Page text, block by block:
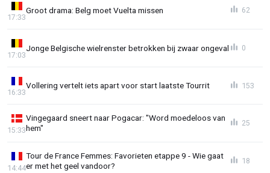
Groot drama: Belg moet Vuelta missen
17:33
62
Jonge Belgische wielrenster betrokken bij zwaar ongeval
17:03
0
Vollering vertelt iets apart voor start laatste Tourrit
16:33
153
Vingegaard sneert naar Pogacar: "Word moedeloos van
hem"
15:33
25
Tour de France Femmes: Favorieten etappe 9 - Wie gaat
er met het geel vandoor?
14:44
18